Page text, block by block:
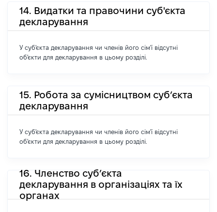
14. Видатки та правочини суб'єкта
декларування
У суб'єкта декларування чи членів його сім'ї відсутні
об'єкти для декларування в цьому розділі.
15. Робота за сумісництвом суб’єкта
декларування
У суб'єкта декларування чи членів його сім'ї відсутні
об'єкти для декларування в цьому розділі.
16. Членство суб’єкта
декларування в організаціях та їх
органах